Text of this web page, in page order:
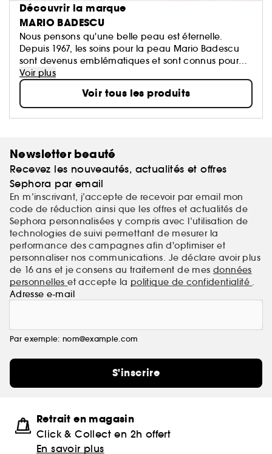
Découvrir la marque
MARIO BADESCU
Nous pensons qu'une belle peau est éternelle.
Depuis 1967, les soins pour la peau Mario Badescu
sont devenus emblématiques et sont connus pour
leurs soins personnalisés, aussi uniques que vous
l'êtes. Nous combinons la chimie cosmétique et
l'expertise esthétique pour créer des routines qui
tiennent leurs promesses. Notre philosophie est
simple : des soins pour la peau efficaces pour tous -
Voir plus
Voir tous les produits
Newsletter beauté
Recevez les nouveautés, actualités et offres
Sephora par email
En m’inscrivant, j’accepte de recevoir par email mon
code de réduction ainsi que les offres et actualités de
Sephora personnalisées y compris avec l’utilisation de
technologies de suivi permettant de mesurer la
performance des campagnes afin d'optimiser et
personnaliser nos communications. Je déclare avoir plus
de 16 ans et je consens au traitement de mes données
personnelleset accepte la politique de confidentialité .
Adresse e-mail
Par exemple: nom@example.com
S'inscrire
Retrait en magasin
Click & Collect en 2h offert
En savoir plus